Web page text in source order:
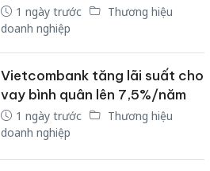
1 ngày trước
Thương hiệu
doanh nghiệp
Vietcombank tăng lãi suất cho
vay bình quân lên 7,5%/năm
1 ngày trước
Thương hiệu
doanh nghiệp